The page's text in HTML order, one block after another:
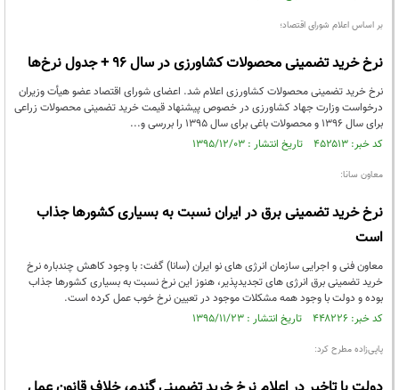
بر اساس اعلام شورای اقتصاد؛
نرخ خرید تضمینی محصولات کشاورزی در سال 96 + جدول نرخ‌ها
نرخ خرید تضمینی محصولات کشاورزی اعلام شد. اعضای شورای اقتصاد عضو هیأت وزیران
درخواست وزارت جهاد کشاورزی در خصوص پیشنهاد قیمت خرید تضمینی محصولات زراعی
برای سال 1396 و محصولات باغی برای سال 1395 را بررسی و...
کد خبر: ۴۵۲۵۱۳ تاریخ انتشار : ۱۳۹۵/۱۲/۰۳
معاون سانا:
نرخ خرید تضمینی برق در ایران نسبت به بسیاری کشورها جذاب
است
معاون فنی و اجرایی سازمان انرژی های نو ایران (سانا) گفت: با وجود کاهش چندباره نرخ
خرید تضمینی برق انرژی های تجدیدپذیر، هنوز این نرخ نسبت به بسیاری کشورها جذاب
بوده و دولت با وجود همه مشکلات موجود در تعیین نرخ خوب عمل کرده است.
کد خبر: ۴۴۸۲۲۶ تاریخ انتشار : ۱۳۹۵/۱۱/۲۳
پاپی‌زاده مطرح کرد: